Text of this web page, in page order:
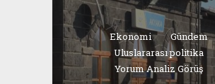
Ekonomi
Gündem
Uluslararası politika
Yorum Analiz Görüş